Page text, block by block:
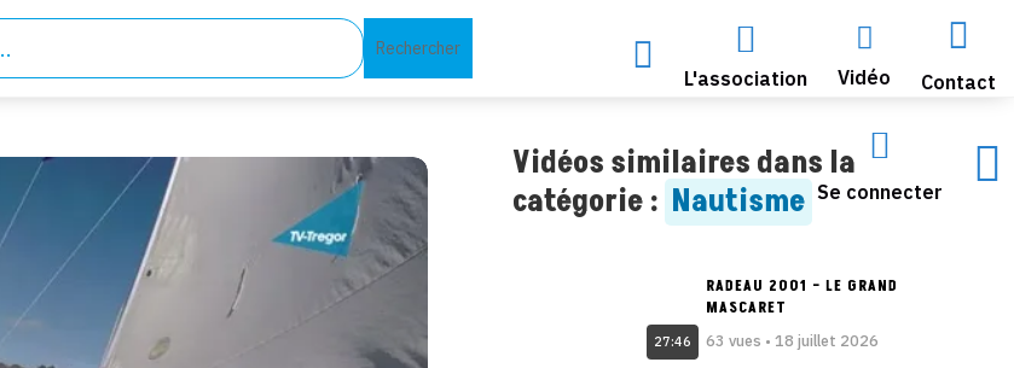
 
L'association

Vidéo

Contact

Se connecter

Vidéos similaires dans la
catégorie : Nautisme
27:46
RADEAU 2001 – LE GRAND
MASCARET
63 vues • 18 juillet 2026